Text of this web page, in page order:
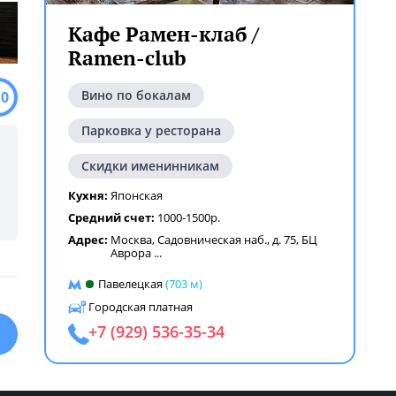
Кафе Рамен-клаб /
Ramen-club
Вино по бокалам
Парковка у ресторана
Скидки именинникам
Кухня: Японская
Средний счет: 1000-1500р.
Адрес: Москва, Садовническая наб., д. 75, БЦ
Аврора ...
Павелецкая(703 м)
Городская платная
+7 (929) 536-35-34